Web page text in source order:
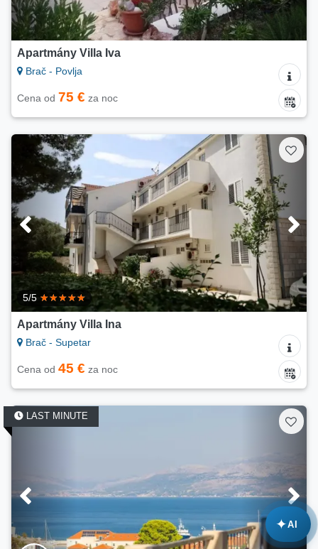
Apartmány Villa Iva
Brač - Povlja
Cena od 75 € za noc
5/5
Apartmány Villa Ina
Brač - Supetar
Cena od 45 € za noc
LAST MINUTE
✦AI